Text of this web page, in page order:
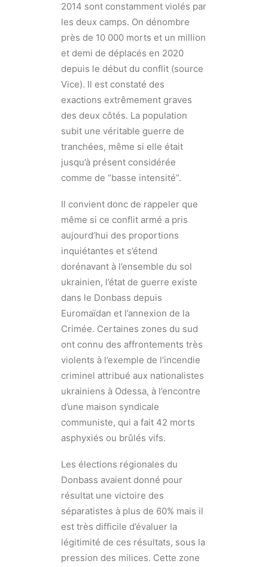
2014 sont constamment violés par
les deux camps. On dénombre
près de 10 000 morts et un million
et demi de déplacés en 2020
depuis le début du conflit (source
Vice). Il est constaté des
exactions extrêmement graves
des deux côtés. La population
subit une véritable guerre de
tranchées, même si elle était
jusqu’à présent considérée
comme de “basse intensité”.
Il convient donc de rappeler que
même si ce conflit armé a pris
aujourd’hui des proportions
inquiétantes et s’étend
dorénavant à l’ensemble du sol
ukrainien, l’état de guerre existe
dans le Donbass depuis
Euromaïdan et l’annexion de la
Crimée. Certaines zones du sud
ont connu des affrontements très
violents à l’exemple de l’incendie
criminel attribué aux nationalistes
ukrainiens à Odessa, à l’encontre
d’une maison syndicale
communiste, qui a fait 42 morts
asphyxiés ou brûlés vifs.
Les élections régionales du
Donbass avaient donné pour
résultat une victoire des
séparatistes à plus de 60% mais il
est très difficile d’évaluer la
légitimité de ces résultats, sous la
pression des milices. Cette zone